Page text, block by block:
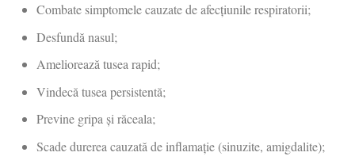
Combate simptomele cauzate de afecțiunile respiratorii;
Desfundă nasul;
Ameliorează tusea rapid;
Vindecă tusea persistentă;
Previne gripa și răceala;
Scade durerea cauzată de inflamație (sinuzite, amigdalite);